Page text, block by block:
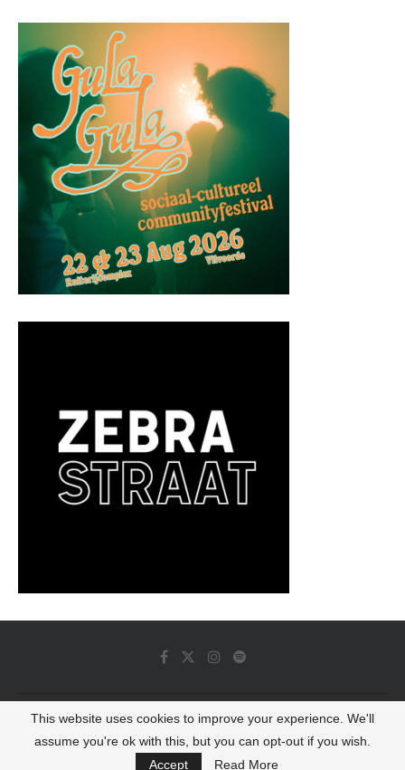
© 2022 - Luminous Dash All Rights Reserved
BACK TO TOP
This website uses cookies to improve your experience. We'll
assume you're ok with this, but you can opt-out if you wish.
Accept
Read More